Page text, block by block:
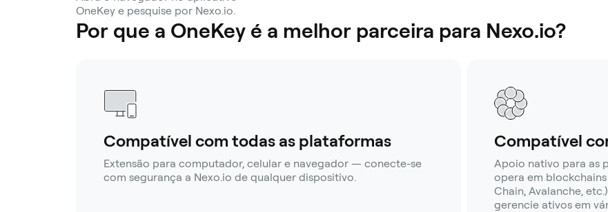
OneKey e pesquise por Nexo.io.
Por que a OneKey é a melhor parceira para Nexo.io?
Compatível com todas as plataformas
Extensão para computador, celular e navegador — conecte-se
com segurança a Nexo.io de qualquer dispositivo.
Compatível
Apoio nativo para as
opera em
Chain, Avalanche,
gerencie ativos em